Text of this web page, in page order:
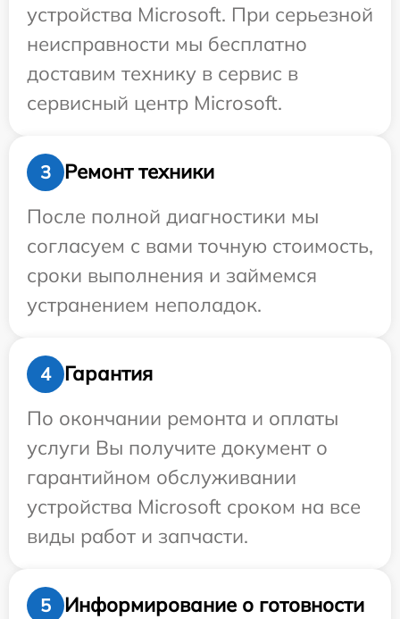
устройства Microsoft. При серьезной
неисправности мы бесплатно
доставим технику в сервис в
сервисный центр Microsoft.
3
Ремонт техники
После полной диагностики мы
согласуем с вами точную стоимость,
сроки выполнения и займемся
устранением неполадок.
4
Гарантия
По окончании ремонта и оплаты
услуги Вы получите документ о
гарантийном обслуживании
устройства Microsoft сроком на все
виды работ и запчасти.
5
Информирование о готовности